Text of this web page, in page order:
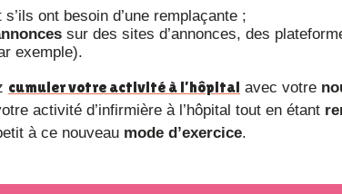
ont besoin d’une remplaçante ;
sur des sites d’annonces, des
exemple).
cumuler votre activité à l’hôpital avec votre
activité d’infirmière à l’hôpital tout en étant
à ce nouveau mode d’exercice.